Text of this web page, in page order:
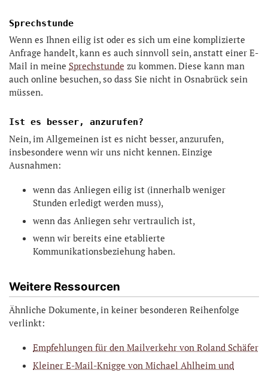
Sprechstunde
Wenn es Ihnen eilig ist oder es sich um eine komplizierte
Anfrage handelt, kann es auch sinnvoll sein, anstatt einer E-
Mail in meine Sprechstunde zu kommen. Diese kann man
auch online besuchen, so dass Sie nicht in Osnabrück sein
müssen.
Ist es besser, anzurufen?
Nein, im Allgemeinen ist es nicht besser, anzurufen,
insbesondere wenn wir uns nicht kennen. Einzige
Ausnahmen:
wenn das Anliegen eilig ist (innerhalb weniger
Stunden erledigt werden muss),
wenn das Anliegen sehr vertraulich ist,
wenn wir bereits eine etablierte
Kommunikationsbeziehung haben.
Weitere Ressourcen
Ähnliche Dokumente, in keiner besonderen Reihenfolge
verlinkt:
Empfehlungen für den Mailverkehr von Roland Schäfer
Kleiner E-Mail-Knigge von Michael Ahlheim und